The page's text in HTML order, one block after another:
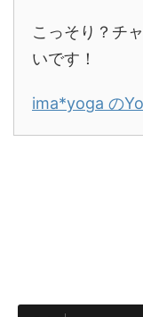
こっそり？チ
いです！
ima*yoga の